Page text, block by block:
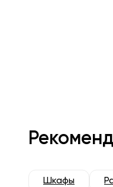
Шкафы